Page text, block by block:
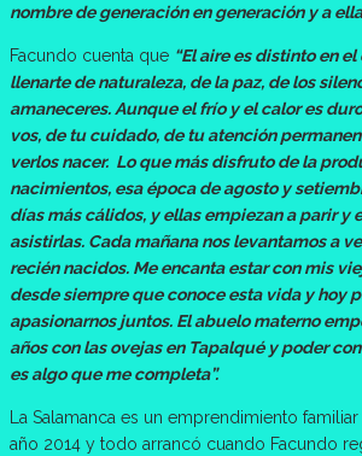
nombre de generación en generación y a
Facundo cuenta que “El aire es distinto en
llenarte de naturaleza, de la paz, de los
amaneceres. Aunque el frío y el calor es
vos, de tu cuidado, de tu atención
verlos nacer. Lo que más disfruto de la
nacimientos, esa época de agosto y
días más cálidos, y ellas empiezan a parir y
asistirlas. Cada mañana nos levantamos a
recién nacidos. Me encanta estar con mis
desde siempre que conoce esta vida y hoy
apasionarnos juntos. El abuelo materno
años con las ovejas en Tapalqué y poder
es algo que me completa”.
La Salamanca es un emprendimiento
año 2014 y todo arrancó cuando Facundo